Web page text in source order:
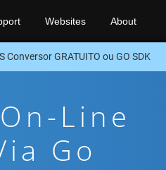
Websites About
Conversor GRATUITO ou GO SDK
Line
Go